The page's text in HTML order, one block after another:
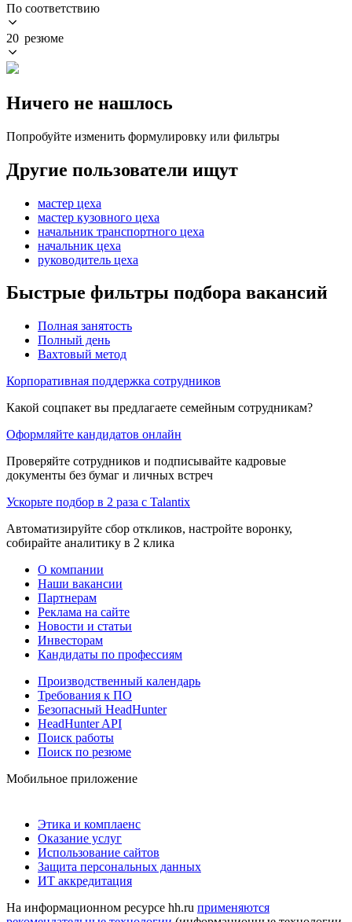
По соответствию
20 резюме
Ничего не нашлось
Попробуйте изменить формулировку или фильтры
Другие пользователи ищут
мастер цеха
мастер кузовного цеха
начальник транспортного цеха
начальник цеха
руководитель цеха
Быстрые фильтры подбора вакансий
Полная занятость
Полный день
Вахтовый метод
Корпоративная поддержка сотрудников
Какой соцпакет вы предлагаете семейным сотрудникам?
Оформляйте кандидатов онлайн
Проверяйте сотрудников и подписывайте кадровые
документы без бумаг и личных встреч
Ускорьте подбор в 2 раза с Talantix
Автоматизируйте сбор откликов, настройте воронку,
собирайте аналитику в 2 клика
О компании
Наши вакансии
Партнерам
Реклама на сайте
Новости и статьи
Инвесторам
Кандидаты по профессиям
Производственный календарь
Требования к ПО
Безопасный HeadHunter
HeadHunter API
Поиск работы
Поиск по резюме
Мобильное приложение
Этика и комплаенс
Оказание услуг
Использование сайтов
Защита персональных данных
ИТ аккредитация
На информационном ресурсе hh.ru применяются